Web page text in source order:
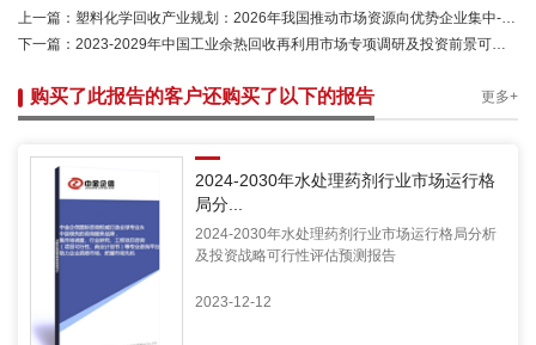
上一篇： 塑料化学回收产业规划：2026年我国推动市场资源向优势企业集中-中金企信发布
下一篇： 2023-2029年中国工业余热回收再利用市场专项调研及投资前景可行性预测报告
购买了此报告的客户还购买了以下的报告 更多+
2024-2030年水处理药剂行业市场运行格
局分...
2024-2030年水处理药剂行业市场运行格局分析
及投资战略可行性评估预测报告
2023-12-12